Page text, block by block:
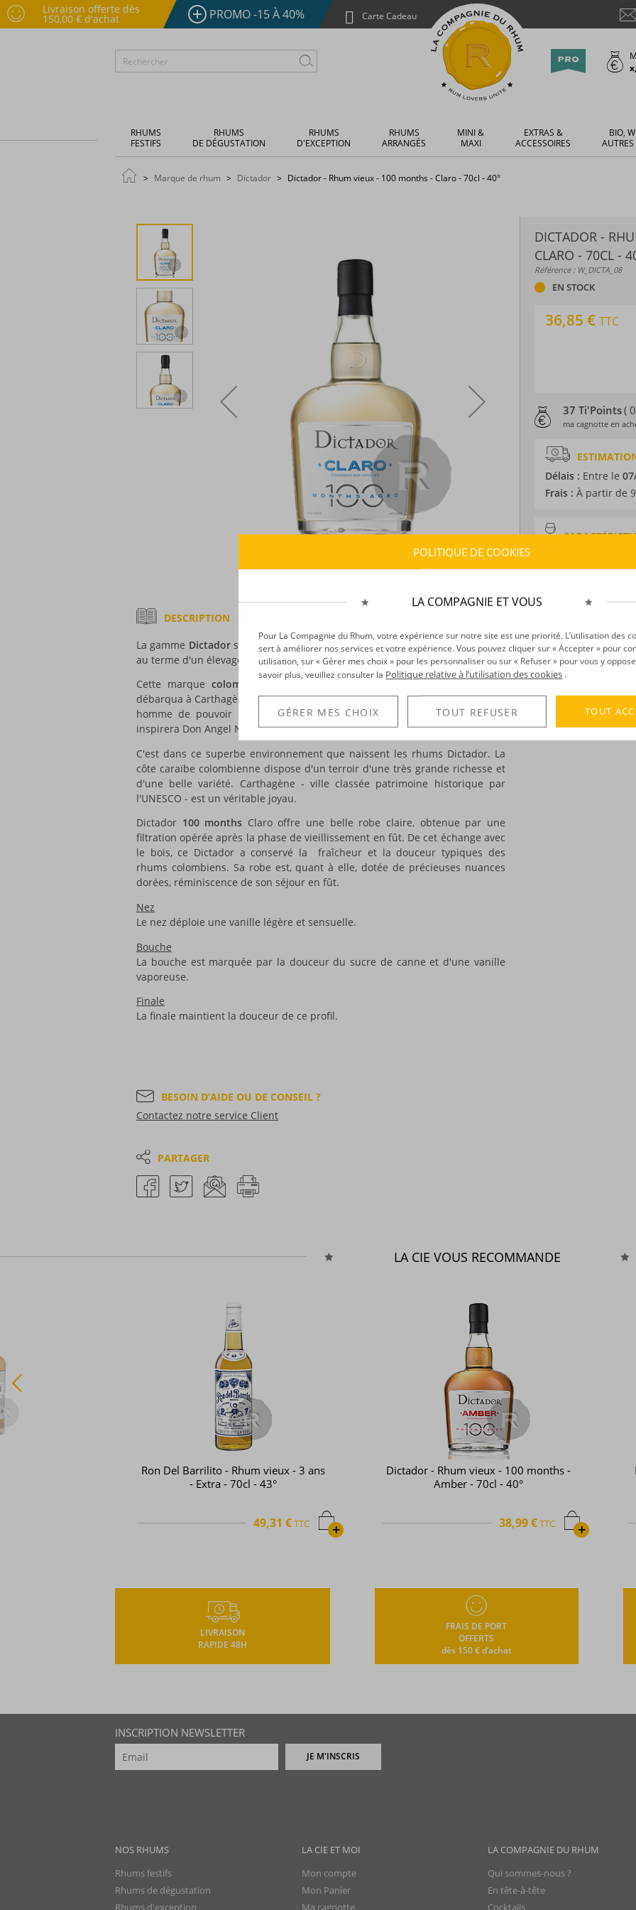
Livraison offerte dès
150,00 € d'achat PROMO -15 À 40% Carte Cadeau
RHUMS
FESTIFS
RHUMS
DE DÉGUSTATION
RHUMS
D'EXCEPTION
RHUMS
ARRANGÉS
MINI &
MAXI
EXTRAS &
ACCESSOIRES
BIO,
Marque de rhum Dictador Dictador - Rhum vieux - 100 months - Claro - 70cl - 40°
DICTADOR -
CLARO - 70CL -
Référence : W_DICTA_08
EN STOCK
36,85 € TTC
37 Ti'Points(
ma cagnotte en
Délais : Entre le
Frais : À partir de
Provenance :
Environnement
Degré :40°
Voir tous les
DESCRIPTION
La gamme Dictadors'agrandit et accueille le rhum vieux'Claro'.Un rhum né
au terme d'un élevage de 100 mois en fûts de chêne puis d'une filtration.
Cette marque colombienne
doit son nom à Severo Arango Y Ferro qui
débarqua à Carthagène en 1751 dans le but de développer le commerce. Cet
homme de pouvoir sera rapidement surnommé le Dictador, surnom qui
inspirera Don Angel Nùnèz lorsqu'en 1913 il créera sa distillerie.
C'est dans ce superbe environnement que naissent les rhums Dictador. La
côte caraïbe colombienne dispose d'un terroir d'une très grande richesse et
d'une belle variété. Carthagène - ville classée patrimoine historique par
l'UNESCO - est un véritable joyau.
Dictador 100 months Claro offre une belle robe claire, obtenue par une
filtration opérée après la phase de vieillissement en fût. De cet échange avec
le bois, ce Dictador a conservé la fraîcheur et la douceur typiques des
rhums colombiens. Sa robe est, quant à elle, dotée de précieuses nuances
dorées, réminiscence de son séjour en fût.
Nez
Le nez déploie une vanille légère et sensuelle.
Bouche
La bouche est marquée par la douceur du sucre de canne et d'une vanille
vaporeuse.
Finale
La finale maintient la douceur de ce profil.
BESOIN D’AIDE OU DE CONSEIL ?
Contactez notre service Client
PARTAGER
LA CIE VOUS RECOMMANDE
Ron Del Barrilito - Rhum vieux - 3 ans
- Extra - 70cl - 43°
+
49,31 €TTC
Dictador - Rhum vieux - 100 months -
Amber - 70cl - 40°
+
38,99 €TTC
LIVRAISON
RAPIDE 48H
FRAIS DE PORT
OFFERTS
dès 150 € d’achat
INSCRIPTION NEWSLETTER
JE M'INSCRIS
NOS RHUMS
Rhums festifs
Rhums de dégustation
Rhums d'exception
LA COMPAGNIE DU RHUM
Qui sommes-nous ?
En tête-à-tête
Cocktails
LA CIE ET MOI
Mon compte
Mon Panier
Ma cagnotte
POLITIQUE DE COOKIES
LA COMPAGNIE ET VOUS
Pour La Compagnie du Rhum, votre expérience sur notre site est une priorité. L’utilisation des
sert à améliorer nos services et votre expérience. Vous pouvez cliquer sur « Accepter » pour
utilisation, sur « Gérer mes choix » pour les personnaliser ou sur « Refuser » pour vous y
savoir plus, veuillez consulter la Politique relative à l’utilisation des cookies .
GÉRER MES CHOIX TOUT REFUSER TOUT